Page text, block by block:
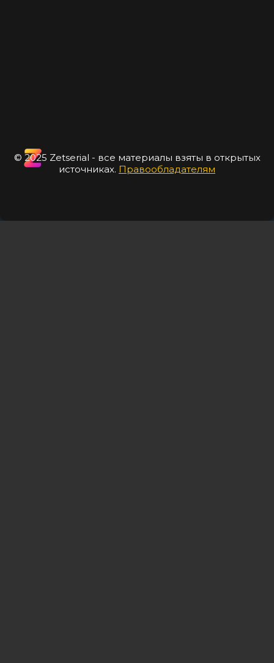
© 2025 Zetserial - все материалы взяты в открытых
источниках. Правообладателям